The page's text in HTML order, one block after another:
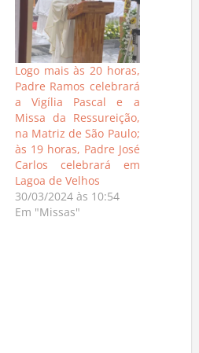
Logo mais às 20 horas,
Padre Ramos celebrará
a Vigília Pascal e a
Missa da Ressureição,
na Matriz de São Paulo;
às 19 horas, Padre José
Carlos celebrará em
Lagoa de Velhos
30/03/2024 às 10:54
Em "Missas"